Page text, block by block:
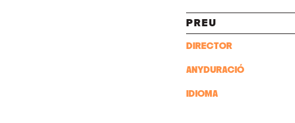
PREU
DIRECTOR
ANYDURACIÓ
IDIOMA